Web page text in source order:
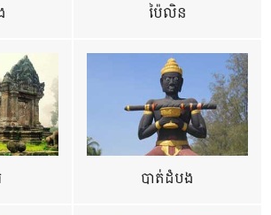
ប៉ៃលិន
បាត់ដំបង